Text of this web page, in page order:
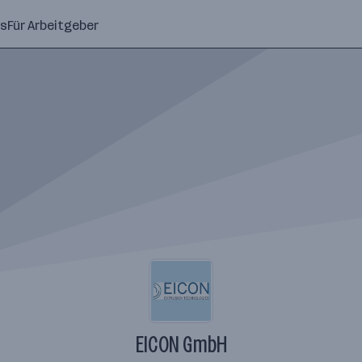
Für Arbeitgeber
EICON GmbH